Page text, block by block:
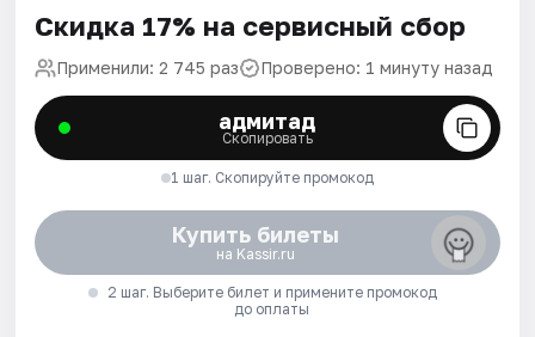
Скидка 17% на сервисный сбор
Применили: 2 745 раз Проверено: 1 минуту назад
адмитад
Скопировать
1 шаг. Скопируйте промокод
Купить билеты
на Kassir.ru
2 шаг. Выберите билет и примените промокод
до оплаты